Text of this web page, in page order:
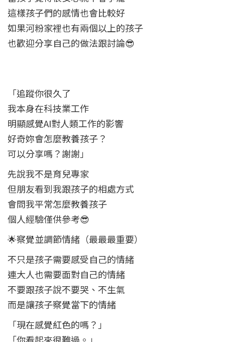
這樣孩子們的感情也會比較好
如果河粉家裡也有兩個以上的孩子
也歡迎分享自己的做法跟討論😎
「追蹤你很久了
我本身在科技業工作
明顯感覺AI對人類工作的影響
好奇妳會怎麼教養孩子？
可以分享嗎？謝謝」
先說我不是育兒專家
但朋友看到我跟孩子的相處方式
會問我平常怎麼教養孩子
個人經驗僅供參考😎
🌟察覺並調節情緒（最最最重要）
不只是孩子需要感受自己的情緒
連大人也需要面對自己的情緒
不要跟孩子說不要哭、不生氣
而是讓孩子察覺當下的情緒
「現在感覺紅色的嗎？」